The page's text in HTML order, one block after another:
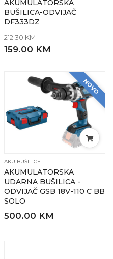
AKUMULATORSKA
BUŠILICA-ODVIJAČ
DF333DZ
212.30 KM
159.00 KM
NOVO
AKU BUŠILICE
AKUMULATORSKA
UDARNA BUŠILICA -
ODVIJAČ GSB 18V-110 C BB
SOLO
500.00 KM